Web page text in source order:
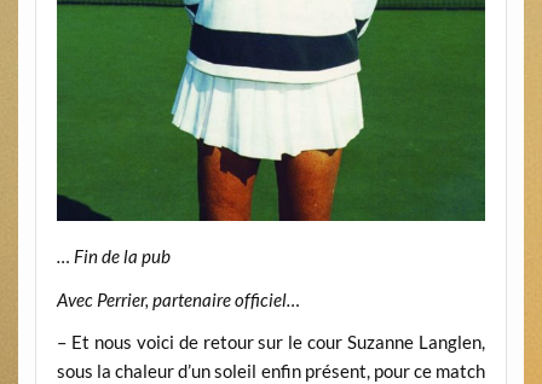
… Fin de la pub
Avec Perrier, partenaire officiel…
– Et nous voici de retour sur le cour Suzanne Langlen,
sous la chaleur d’un soleil enfin présent, pour ce match